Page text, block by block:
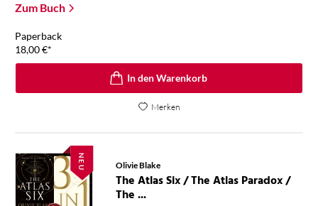
Zum Buch
Paperback
18,00€*
In den Warenkorb
Merken
NEU Olivie Blake
The Atlas Six / The Atlas Paradox /
The ...